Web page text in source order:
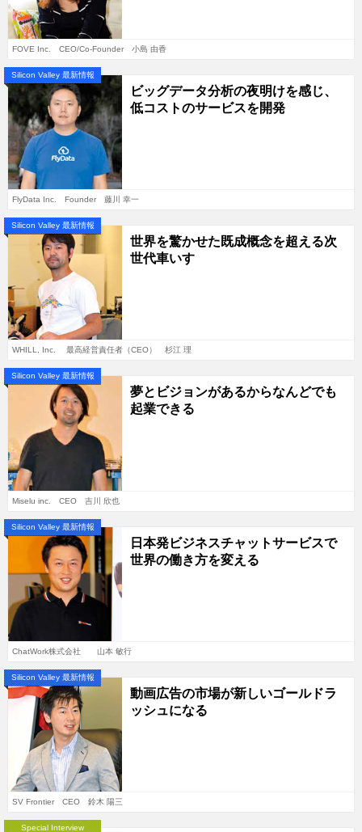
FOVE Inc. CEO/Co-Founder 小島 由香
Silicon Valley 最新情報
ビッグデータ分析の夜明けを感じ、
低コストのサービスを開発
FlyData Inc. Founder 藤川 幸一
Silicon Valley 最新情報
世界を驚かせた既成概念を超える次
世代車いす
WHILL, Inc. 最高経営責任者（CEO） 杉江 理
Silicon Valley 最新情報
夢とビジョンがあるからなんどでも
起業できる
Miselu inc. CEO 吉川 欣也
Silicon Valley 最新情報
日本発ビジネスチャットサービスで
世界の働き方を変える
ChatWork株式会社 山本 敏行
Silicon Valley 最新情報
動画広告の市場が新しいゴールドラ
ッシュになる
SV Frontier CEO 鈴木 陽三
Special Interview